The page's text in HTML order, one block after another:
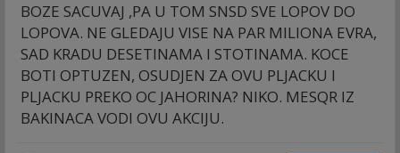
BOZE SACUVAJ ,PA U TOM SNSD SVE LOPOV DO
LOPOVA. NE GLEDAJU VISE NA PAR MILIONA EVRA,
SAD KRADU DESETINAMA I STOTINAMA. KOCE
BOTI OPTUZEN, OSUDJEN ZA OVU PLJACKU I
PLJACKU PREKO OC JAHORINA? NIKO. MESQR IZ
BAKINACA VODI OVU AKCIJU.